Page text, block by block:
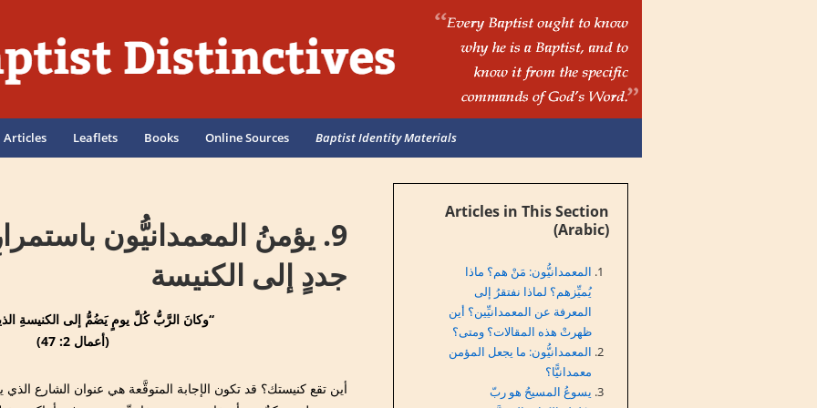
Articles Leaflets Books Online Sources Baptist Identity Materials
9. يؤمنُ المعمدانيُّون
جددٍ إلى الكنيسة
‘‘وكانَ الرَّبُّ كُلَّ يومٍ يَضُمُّ إلى الكنيسةِ
(أعمال 2: 47)
أين تقع كنيستك؟ قد تكون الإجابة المتوقَّعة هي عنوان الشارع
Articles in This Section
(Arabic)
المعمدانيُّون: مَنْ هم؟ ماذا
يُميِّزهم؟ لماذا نفتقرُ إلى
المعرفة عن المعمدانيِّين؟ أين
ظهرتْ هذه المقالات؟ ومتى؟
المعمدانيُّون: ما يجعل المؤمن
معمدانيًّا؟
يسوعُ المسيحُ هو ربّ